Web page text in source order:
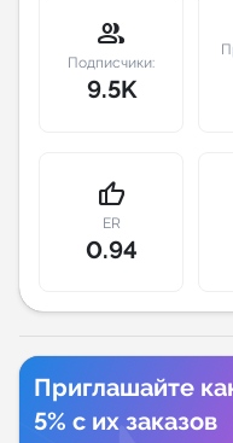
Аналитика
group
Подписчики:
9.5K
thumb_up
ER
0.94
Приглашайте
5% с их заказов